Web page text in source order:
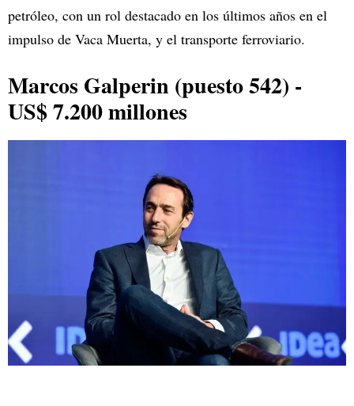
petróleo, con un rol destacado en los últimos años en el
impulso de Vaca Muerta, y el transporte ferroviario.
Marcos Galperin (puesto 542) -
US$ 7.200 millones